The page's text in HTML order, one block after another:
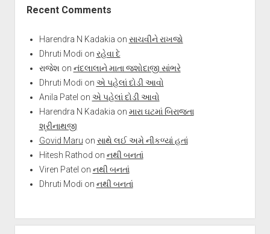
Recent Comments
Harendra N Kadakia on સાચવીને રાખજો
Dhruti Modi on રહેવા દે
રાજેશ on નંદલાલાને માતા જશોદાજી સાંભરે
Dhruti Modi on એ પહેલાં દોડી આવો
Anila Patel on એ પહેલાં દોડી આવો
Harendra N Kadakia on મારા ઘટમાં બિરાજતા
શ્રીનાથજી
Govid Maru on સાથે લઈ અમે નીકળ્યાં હતાં
Hitesh Rathod on નથી બનતાં
Viren Patel on નથી બનતાં
Dhruti Modi on નથી બનતાં